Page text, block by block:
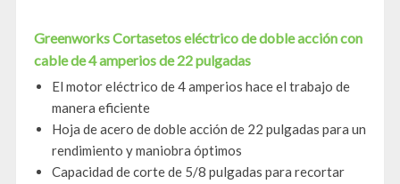
Greenworks Cortasetos eléctrico de doble acción con
cable de 4 amperios de 22 pulgadas
El motor eléctrico de 4 amperios hace el trabajo de
manera eficiente
Hoja de acero de doble acción de 22 pulgadas para un
rendimiento y maniobra óptimos
Capacidad de corte de 5/8 pulgadas para recortar